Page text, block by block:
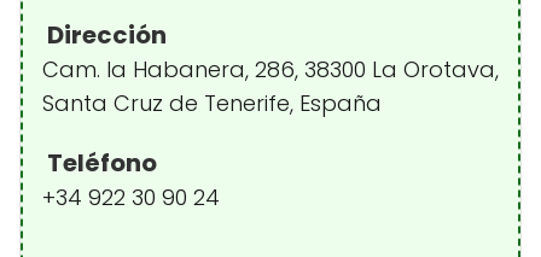
Dirección
Cam. la Habanera, 286, 38300 La Orotava,
Santa Cruz de Tenerife, España
Teléfono
+34 922 30 90 24